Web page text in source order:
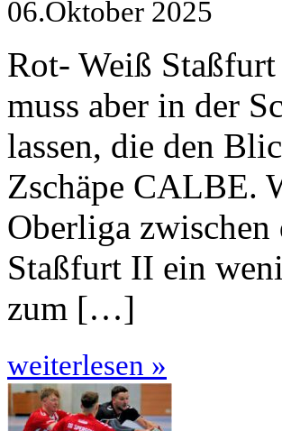
06.Oktober 2025
Rot- Weiß
muss aber in der
lassen, die den
Zschäpe CALBE.
Oberliga
Staßfurt II ein
zum […]
weiterlesen »